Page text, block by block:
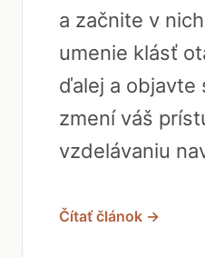
a začnite v
umenie klásť
ďalej a objavte
zmení váš
vzdelávaniu
Čítať článok →